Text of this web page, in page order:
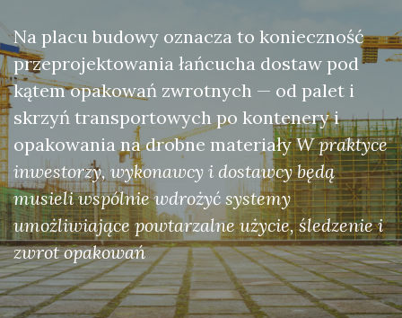
Na placu budowy oznacza to konieczność
przeprojektowania łańcucha dostaw pod
kątem opakowań zwrotnych — od palet i
skrzyń transportowych po kontenery i
opakowania na drobne materiałyW praktyce
inwestorzy, wykonawcy i dostawcy będą
musieli wspólnie wdrożyć systemy
umożliwiające powtarzalne użycie, śledzenie i
zwrot opakowań